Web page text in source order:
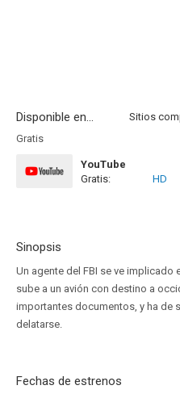
Disponible en...
Gratis
YouTube
Gratis:
HD
Sinopsis
Un agente del FBI se ve implicado
sube a un avión con destino a
importantes documentos, y ha de
delatarse.
Fechas de estrenos